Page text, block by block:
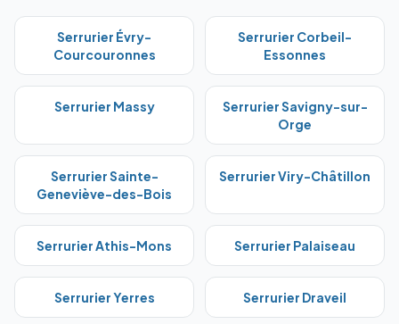
Serrurier Évry-
Courcouronnes
Serrurier Corbeil-
Essonnes
Serrurier Massy SerrurierSavigny-sur-
Orge
SerrurierSainte-
Geneviève-des-Bois
SerrurierViry-Châtillon
SerrurierAthis-Mons Serrurier Palaiseau
SerrurierYerres Serrurier Draveil